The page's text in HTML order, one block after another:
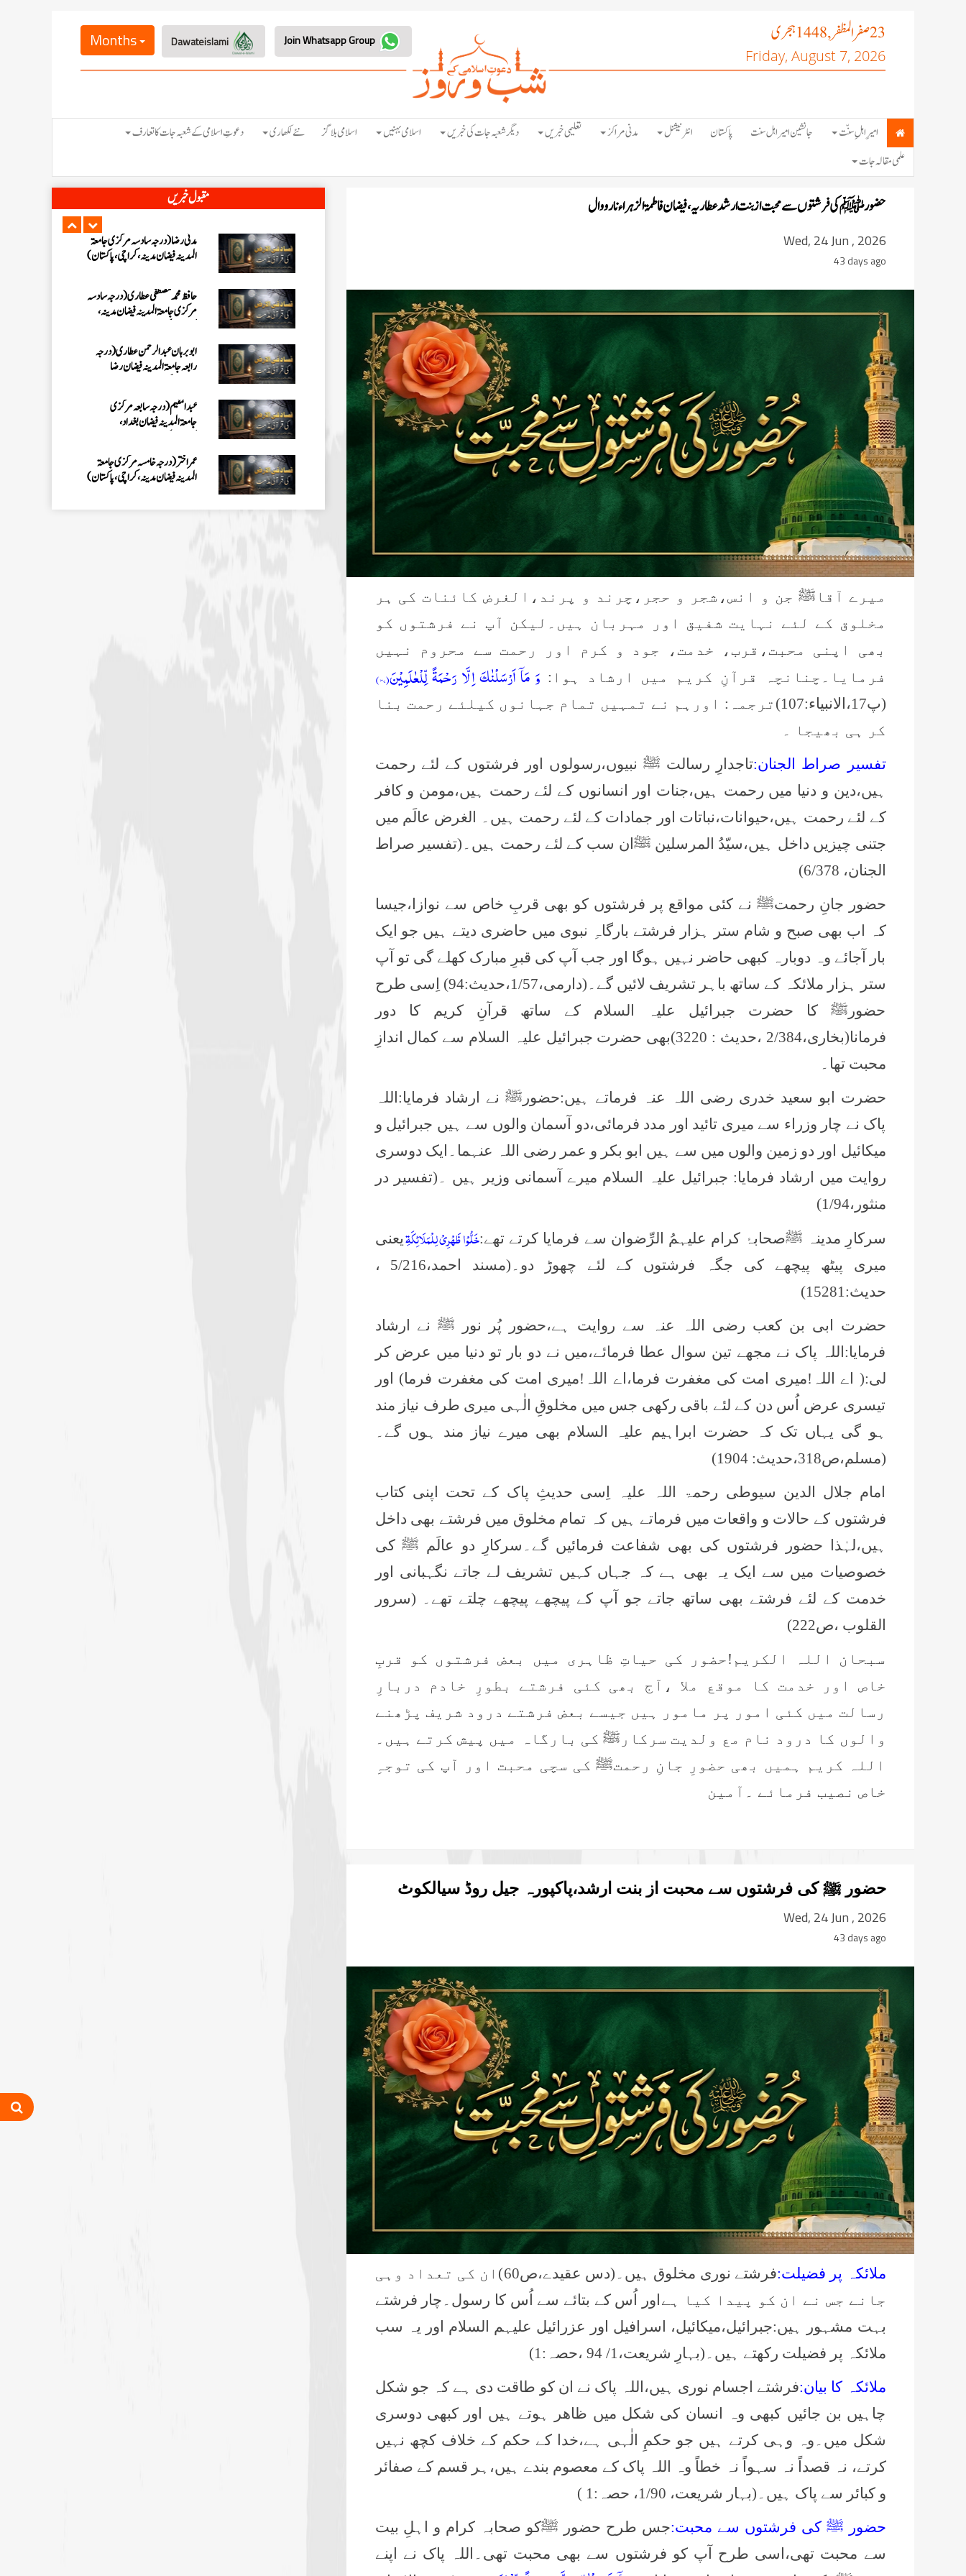
23صفر المظفر, 1448 ہجری
Friday, August 7, 2026
Months
امیرِ اہلِ سنّت جانشین امیر اہل سنت پاکستان انٹرنیشنل مدنی مراکز تعلیمی خبریں دیگر شعبہ جات کی خبریں اسلامی بہنیں اسلامی بلاگز نئے لکھاری
دعوتِ اسلامی کے شعبہ جات کا تعارف
علمی مقالہ جات
حضور ﷺ کی فرشتوں سے محبت از بنت ارشد عطاریہ، فیضان فاطمۃ الزہراءنارووال
Wed, 24 Jun , 2026
43 days ago
میرے آقاﷺ جن و انس،شجر و حجر،چرند و پرند،الغرض کائنات کی ہر
مخلوق کے لئے نہایت شفیق اور مہربان ہیں۔لیکن آپ نے فرشتوں کو
بھی اپنی محبت،قرب، خدمت، جود و کرم اور رحمت سے محروم نہیں
فرمایا۔چنانچہ قرآنِ کریم میں ارشاد ہوا: وَ مَاۤ اَرْسَلْنٰكَ اِلَّا رَحْمَةً لِّلْعٰلَمِیْنَ(۱۰۷)
(پ17،الانبیاء:107
) ترجمہ: اورہم نے تمہیں تمام جہانوں کیلئے رحمت بنا
کر ہی بھیجا ۔
تفسیر صراط الجنان:تاجدارِ رسالت ﷺ نبیوں،رسولوں اور فرشتوں کے لئے رحمت
ہیں،دین و دنیا میں رحمت ہیں،جنات اور انسانوں کے لئے رحمت ہیں،مومن و کافر
کے لئے رحمت ہیں،حیوانات،نباتات اور جمادات کے لئے رحمت ہیں۔ الغرض عالَم میں
جتنی چیزیں داخل ہیں،سیّدُ المرسلین ﷺان سب کے لئے رحمت ہیں۔(تفسیر صراط
الجنان، 6/378)
حضور جانِ رحمتﷺ نے کئی مواقع پر فرشتوں کو بھی قربِ خاص سے نوازا،جیسا
کہ اب بھی صبح و شام ستر
ہزار فرشتے بارگاہِ نبوی میں حاضری دیتے ہیں جو ایک
بار آجائے وہ دوبارہ کبھی حاضر نہیں ہوگا اور جب آپ کی قبرِ مبارک کھلے گی تو آپ
ستر ہزار ملائکہ کے ساتھ باہر تشریف لائیں گے۔(دارمی،1/57،حدیث:94) اِسی طرح
حضورﷺ کا حضرت جبرائیل علیہ السلام کے ساتھ قرآنِ کریم کا دور
فرمانا(بخاری،2/384 ،حدیث : 3220)بھی حضرت جبرائیل علیہ السلام سے کمال اندازِ
محبت تھا۔
حضرت ابو سعید خدری رضی
اللہ عنہ فرماتے ہیں:حضورﷺ نے ارشاد فرمایا:اللہ
پاک نے چار وزراء سے میری تائید اور مدد فرمائی،دو آسمان والوں سے ہیں جبرائیل و
میکائیل اور دو زمین والوں میں سے ہیں ابو بکر و عمر رضی اللہ عنہما۔ایک دوسری
روایت میں ارشاد فرمایا: جبرائیل علیہ السلام میرے آسمانی وزیر ہیں ۔(تفسیر در
منثور،1/94)
سرکارِ مدینہ ﷺصحابۂ کرام علیہمُ الرِّضوان سے فرمایا کرتے تھے:خَلُّوْا ظَهْرِيْ لِلْمَلَائِكَةِیعنی
میری پیٹھ پیچھے کی جگہ فرشتوں کے لئے چھوڑ دو۔(مسند احمد،5/216 ،
حدیث:15281)
حضرت ابی بن کعب رضی اللہ عنہ سے روایت ہے،حضور پُر نور ﷺ نے ارشاد
فرمایا:اللہ پاک نے مجھے تین سوال عطا فرمائے،میں نے دو بار تو دنیا میں عرض کر
لی:( اے اللہ!میری امت کی مغفرت فرما،اے اللہ!میری امت کی مغفرت فرما) اور
تیسری عرض اُس دن کے لئے باقی رکھی جس میں مخلوقِ الٰہی میری طرف نیاز مند
ہو گی یہاں تک کہ حضرت ابراہیم علیہ السلام بھی میرے نیاز مند ہوں گے۔
(مسلم،ص318،حدیث:
1904)
امام جلال الدین سیوطی رحمۃ اللہ علیہ اِسی حدیثِ پاک کے تحت اپنی کتاب
فرشتوں کے حالات و واقعات میں فرماتے ہیں کہ تمام مخلوق میں فرشتے بھی داخل
ہیں،لہٰذا
حضور
فرشتوں کی بھی شفاعت فرمائیں گے۔سرکارِ دو عالَم ﷺ کی
خصوصیات میں سے ایک یہ بھی ہے کہ جہاں کہیں تشریف لے جاتے نگہبانی اور
خدمت کے لئے فرشتے بھی ساتھ جاتے جو آپ کے پیچھے پیچھے چلتے تھے۔
(سرور
القلوب ،ص222)
سبحان اللہ الکریم!حضور کی حیاتِ ظاہری میں بعض فرشتوں کو قربِ
خاص اور خدمت کا موقع ملا ،آج بھی کئی فرشتے بطورِ خادم دربارِ
رسالت میں کئی امور پر مامور ہیں جیسے بعض فرشتے درود شریف پڑھنے
والوں کا درود نام مع ولدیت سرکارﷺ کی بارگاہ میں پیش کرتے ہیں۔
اللہ کریم ہمیں بھی حضورِ جانِ رحمتﷺ کی سچی محبت اور آپ کی توجہِ
خاص نصیب فرمائے ۔آمین
حضور ﷺ کی فرشتوں سے محبت از بنت ارشد،پاکپورہ جیل روڈ سیالکوٹ
Wed, 24 Jun , 2026
43 days ago
ملائکہ پر فضیلت:
فرشتے نوری مخلوق ہیں۔(دس عقیدے،ص60)ان کی تعداد وہی
جانے جس نے ان کو پیدا کیا ہے اور اُس کے بتائے سے اُس کا رسول۔ چار فرشتے
بہت مشہور ہیں:جبرائیل،میکائیل، اسرافیل اور عزرائیل علیہم السلام اور یہ سب
ملائکہ پر فضیلت رکھتے ہیں۔(بہارِ شریعت،1/ 94 ،حصہ:1)
ملائکہ کا بیان:فرشتے اجسام نوری ہیں،اللہ پاک نے ان کو طاقت دی ہے کہ جو شکل
چاہیں بن جائیں کبھی وہ انسان کی شکل میں ظاھر ہوتے ہیں اور کبھی دوسری
شکل میں۔وہ وہی کرتے ہیں جو حکمِ الٰہی ہے،خدا کے حکم کے خلاف کچھ نہیں
کرتے، نہ قصداً نہ سہواً نہ خطاً وہ اللہ پاک کے معصوم بندے ہیں،ہر قسم کے صفائر
و کبائر سے پاک ہیں۔(بہار شریعت، 1/90، حصہ:1 )
حضور ﷺ کی فرشتوں سے محبت:جس طرح حضور ﷺکو صحابہ کرام و اہلِ بیت
سے محبت تھی،اسی طرح آپ کو فرشتوں سے بھی محبت تھی۔اللہ پاک نے اپنے
مقبول خبریں
فیضان بغداد ،کراچی،پاکستان)
عبد الرسول (درجہ خامسہ مرکزی جامعۃ
مدنی رضا(درجہ سادسہ مرکز ی جامعۃ
حافظ محمد مصطفٰی عطاری (درجہ سادسہ
مرکزی جامعۃالمدينہ فیضان مدینہ،
ابو برہان عبدالرحمن عطاری (درجہ
رابعہ جامعۃالمدینہ فیضان رضا
عبدالمقیم (درجہ سابعہ مرکزی
جامعۃالمدینہ فیضان بغداد،
عمر اختر (درجہ خامسہ مرکزی جامعۃ
المدینہ فیضان مدینہ ،کراچی،پاکستان)
محمد وقاص (مرکزی جامعۃ المدینہ
فیضان مدینہ،کراچی ،پاکستان)
محمد سعد عمران (درجہ عالیہ مرکزی جامعۃ
المدینہ فیضانِ مدینہ ،کراچی ،پاکستان)